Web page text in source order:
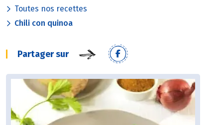
Toutes nos recettes
Chili con quinoa
Partager sur